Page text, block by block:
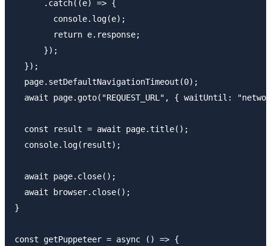
      .catch((e) => {
        console.log(e);
        return e.response;
      });
  });
  page.setDefaultNavigationTimeout(0);
await page.goto("REQUEST_URL", { waitUntil:
  const result = await page.title();
  console.log(result);
  await page.close();
  await browser.close();
}
const getPuppeteer = async () => {